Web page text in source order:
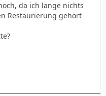
da ich lange nichts
Restaurierung gehört